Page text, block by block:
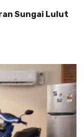
Sungai Lulut